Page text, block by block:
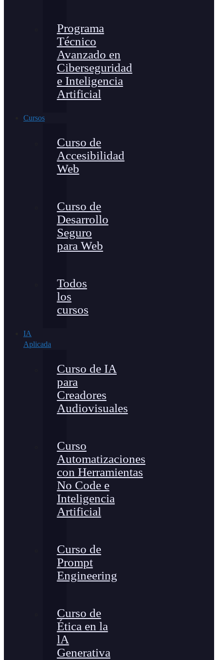
Programa
Técnico
Avanzado en
Ciberseguridad
e Inteligencia
Artificial
Cursos
Curso de
Accesibilidad
Web
Curso de
Desarrollo
Seguro
para Web
Todos
los
cursos
IA
Aplicada
Curso de IA
para
Creadores
Audiovisuales
Curso
Automatizaciones
con Herramientas
No Code e
Inteligencia
Artificial
Curso de
Prompt
Engineering
Curso de
Ética en la
lA
Generativa